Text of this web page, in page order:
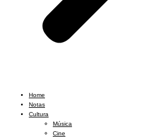
Home
Notas
Cultura
Música
Cine